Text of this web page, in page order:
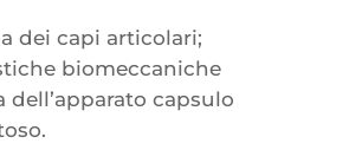
dei capi articolari;
biomeccaniche
dell’apparato capsulo